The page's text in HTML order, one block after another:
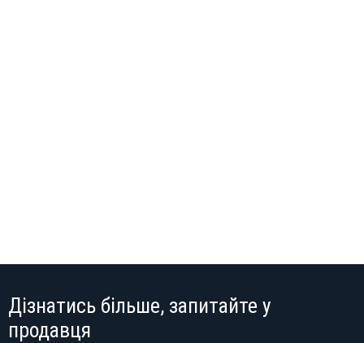
Дізнатись більше, запитайте у
продавця